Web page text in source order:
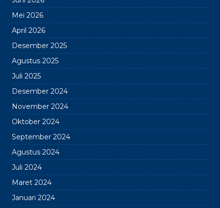
Mei 2026
April 2026
Desember 2025
Agustus 2025
Juli 2025
Desember 2024
November 2024
Oktober 2024
September 2024
Agustus 2024
Juli 2024
Maret 2024
Januari 2024